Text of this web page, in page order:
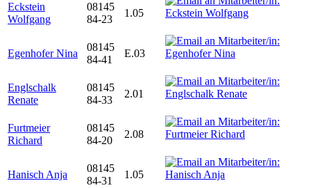
Eckstein
Wolfgang
08145
84-23
1.05
Egenhofer Nina
08145
84-41
E.03
Englschalk
Renate
08145
84-33
2.01
Furtmeier
Richard
08145
84-20
2.08
Hanisch Anja
08145
84-31
1.05